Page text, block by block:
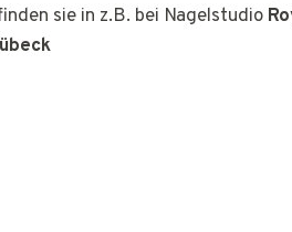
sie in z.B. bei Nagelstudio